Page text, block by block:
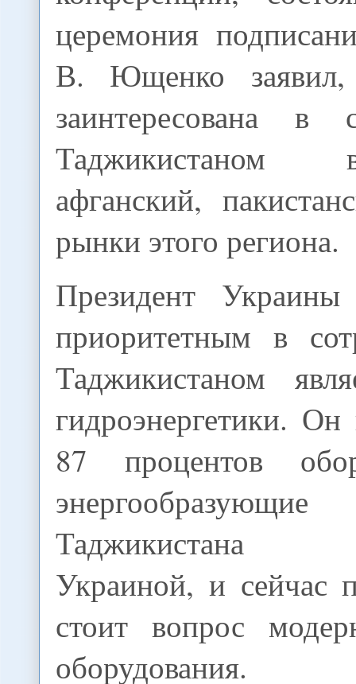
церемония
В. Ющенко заявил,
заинтересована в
афганский,
рынки этого региона.
Президент
приоритетным в
Таджикистаном
гидроэнергетики.
87 процентов
Таджикистана
Украиной, и сейчас
стоит вопрос
оборудования.